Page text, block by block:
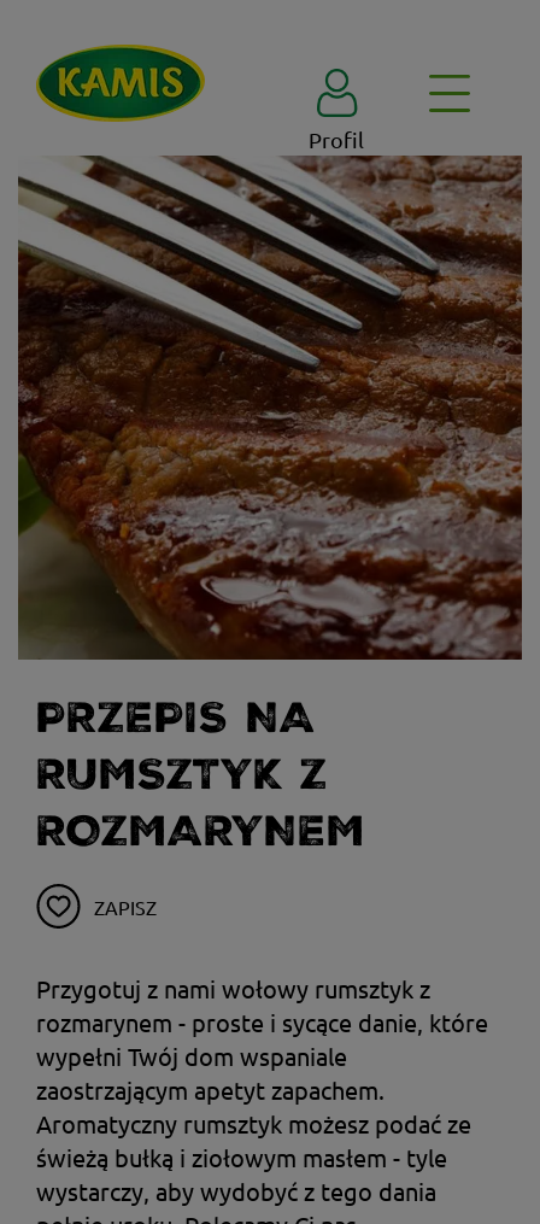
Profil
PRZEPIS NA
RUMSZTYK Z
ROZMARYNEM
ZAPISZ
Przygotuj z nami wołowy rumsztyk z
rozmarynem - proste i sycące danie, które
wypełni Twój dom wspaniale
zaostrzającym apetyt zapachem.
Aromatyczny rumsztyk możesz podać ze
świeżą bułką i ziołowym masłem - tyle
wystarczy, aby wydobyć z tego dania